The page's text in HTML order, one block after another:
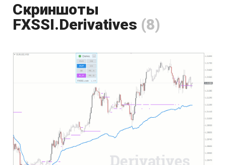
Скриншоты
FXSSI.Derivatives (8)